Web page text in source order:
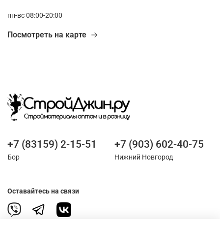
пн-вс 08:00-20:00
Посмотреть на карте
+7 (83159) 2-15-51
Бор
+7 (903) 602-40-75
Нижний Новгород
Оставайтесь на связи